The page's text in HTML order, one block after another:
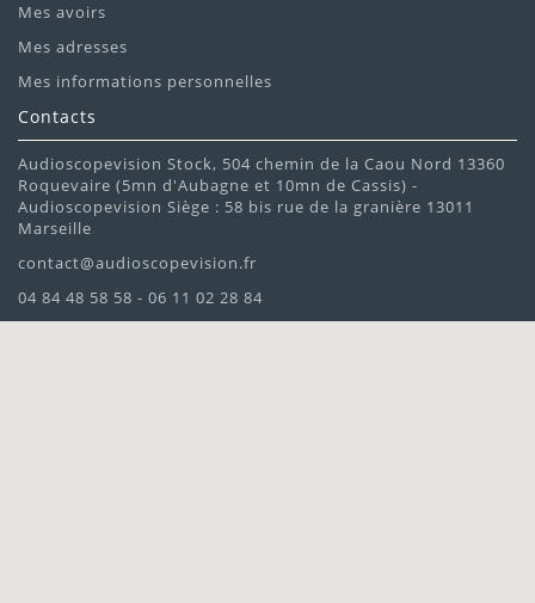
Mes avoirs
Mes adresses
Mes informations personnelles
Contacts
Audioscopevision Stock, 504 chemin de la Caou Nord 13360
Roquevaire (5mn d'Aubagne et 10mn de Cassis) -
Audioscopevision Siège : 58 bis rue de la granière 13011
Marseille
contact@audioscopevision.fr
04 84 48 58 58 - 06 11 02 28 84